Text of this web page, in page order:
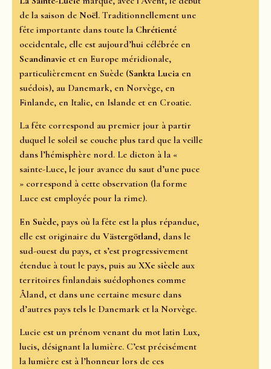
de la saison de Noël. Traditionnellement une
fête importante dans toute la Chrétienté
occidentale, elle est aujourd’hui célébrée en
Scandinavie et en Europe méridionale,
particulièrement en Suède (Sankta Lucia en
suédois), au Danemark, en Norvège, en
Finlande, en Italie, en Islande et en Croatie.
La fête correspond au premier jour à partir
duquel le soleil se couche plus tard que la veille
dans l’hémisphère nord. Le dicton à la «
sainte-Luce, le jour avance du saut d’une puce
» correspond à cette observation (la forme
Luce est employée pour la rime).
En Suède, pays où la fête est la plus répandue,
elle est originaire du Västergötland, dans le
sud-ouest du pays, et s’est progressivement
étendue à tout le pays, puis au XXe siècle aux
territoires finlandais suédophones comme
Åland, et dans une certaine mesure dans
d’autres pays tels le Danemark et la Norvège.
Lucie est un prénom venant du mot latin Lux,
lucis, désignant la lumière. C’est précisément
la lumière est à l’honneur lors de ces